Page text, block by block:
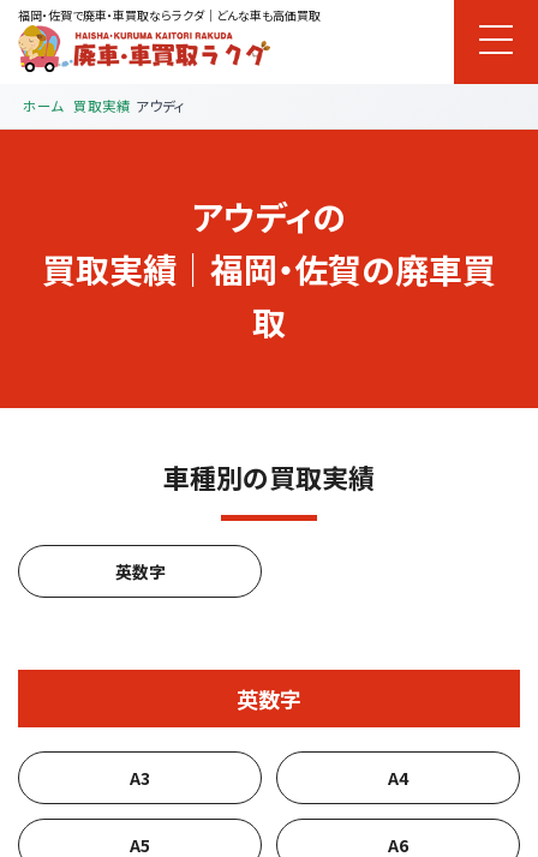
福岡・佐賀で廃車・車買取ならラクダ｜どんな車も高価買取
ホーム 買取実績 アウディ
アウディの
買取実績｜福岡・佐賀の廃車買
取
車種別の買取実績
英数字
英数字
A3 A4
A5 A6